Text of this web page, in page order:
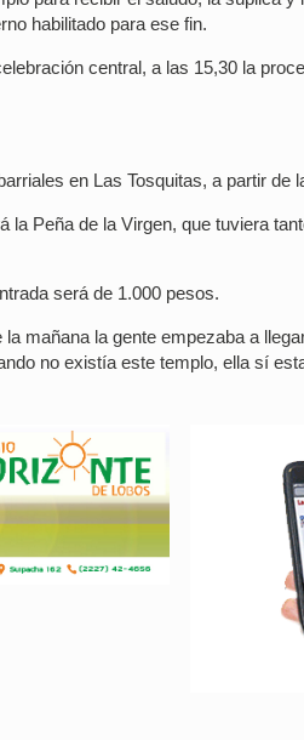
habilitado para ese fin.
central, a las 15,30 la
en Las Tosquitas, a partir de
Peña de la Virgen, que tuviera
será de 1.000 pesos.
mañana la gente empezaba a
no existía este templo, ella sí